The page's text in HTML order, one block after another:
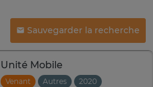
Sauvegarder la recherche
Unité Mobile
Venant Autres 2020